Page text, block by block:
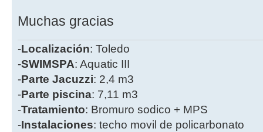
Muchas gracias
-Localización: Toledo
-SWIMSPA: Aquatic III
-Parte Jacuzzi: 2,4 m3
-Parte piscina: 7,11 m3
-Tratamiento: Bromuro sodico + MPS
-Instalaciones: techo movil de policarbonato